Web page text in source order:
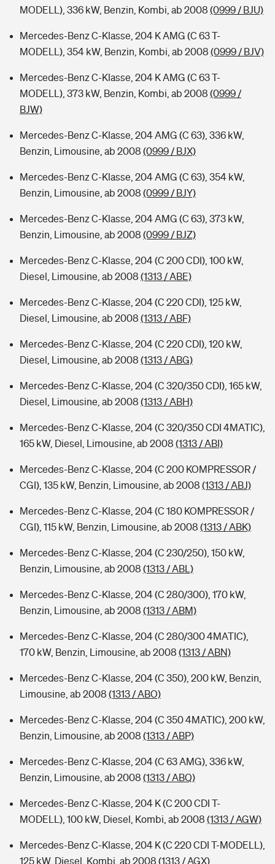
MODELL), 336 kW, Benzin, Kombi, ab 2008 (0999 / BJU)
Mercedes-Benz C-Klasse, 204 K AMG (C 63 T-
MODELL), 354 kW, Benzin, Kombi, ab 2008 (0999 / BJV)
Mercedes-Benz C-Klasse, 204 K AMG (C 63 T-
MODELL), 373 kW, Benzin, Kombi, ab 2008 (0999 /
BJW)
Mercedes-Benz C-Klasse, 204 AMG (C 63), 336 kW,
Benzin, Limousine, ab 2008 (0999 / BJX)
Mercedes-Benz C-Klasse, 204 AMG (C 63), 354 kW,
Benzin, Limousine, ab 2008 (0999 / BJY)
Mercedes-Benz C-Klasse, 204 AMG (C 63), 373 kW,
Benzin, Limousine, ab 2008 (0999 / BJZ)
Mercedes-Benz C-Klasse, 204 (C 200 CDI), 100 kW,
Diesel, Limousine, ab 2008 (1313 / ABE)
Mercedes-Benz C-Klasse, 204 (C 220 CDI), 125 kW,
Diesel, Limousine, ab 2008 (1313 / ABF)
Mercedes-Benz C-Klasse, 204 (C 220 CDI), 120 kW,
Diesel, Limousine, ab 2008 (1313 / ABG)
Mercedes-Benz C-Klasse, 204 (C 320/350 CDI), 165 kW,
Diesel, Limousine, ab 2008 (1313 / ABH)
Mercedes-Benz C-Klasse, 204 (C 320/350 CDI 4MATIC),
165 kW, Diesel, Limousine, ab 2008 (1313 / ABI)
Mercedes-Benz C-Klasse, 204 (C 200 KOMPRESSOR /
CGI), 135 kW, Benzin, Limousine, ab 2008 (1313 / ABJ)
Mercedes-Benz C-Klasse, 204 (C 180 KOMPRESSOR /
CGI), 115 kW, Benzin, Limousine, ab 2008 (1313 / ABK)
Mercedes-Benz C-Klasse, 204 (C 230/250), 150 kW,
Benzin, Limousine, ab 2008 (1313 / ABL)
Mercedes-Benz C-Klasse, 204 (C 280/300), 170 kW,
Benzin, Limousine, ab 2008 (1313 / ABM)
Mercedes-Benz C-Klasse, 204 (C 280/300 4MATIC),
170 kW, Benzin, Limousine, ab 2008 (1313 / ABN)
Mercedes-Benz C-Klasse, 204 (C 350), 200 kW, Benzin,
Limousine, ab 2008 (1313 / ABO)
Mercedes-Benz C-Klasse, 204 (C 350 4MATIC), 200 kW,
Benzin, Limousine, ab 2008 (1313 / ABP)
Mercedes-Benz C-Klasse, 204 (C 63 AMG), 336 kW,
Benzin, Limousine, ab 2008 (1313 / ABQ)
Mercedes-Benz C-Klasse, 204 K (C 200 CDI T-
MODELL), 100 kW, Diesel, Kombi, ab 2008 (1313 / AGW)
Mercedes-Benz C-Klasse, 204 K (C 220 CDI T-MODELL),
125 kW, Diesel, Kombi, ab 2008 (1313 / AGX)